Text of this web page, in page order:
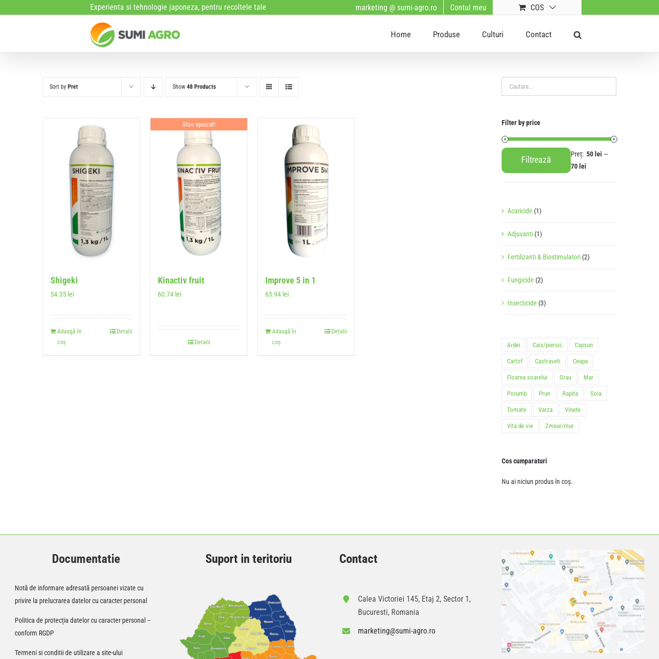
Experienta si tehnologie japoneza, pentru recoltele tale marketing @ sumi-agro.ro Contul meu COS
Home Produse Culturi Contact
Sort by Pret Show 48 Products
Shigeki
54.35 lei
Adaugă în
coș
Detalii
Stoc epuizat!
Kinactiv fruit
60.74 lei
Detalii
Improve 5 in 1
63.94 lei
Adaugă în
coș
Detalii
Filter by price
Filtrează
Preț: 50 lei —
70 lei
Acaricide (1)
Adjuvanti (1)
Fertilizanti & Biostimulatori (2)
Fungicide (2)
Insecticide (3)
Ardei Cais/piersic Capsun
Cartof Castraveti Ceapa
Floarea soarelui Grau Mar
Porumb Prun Rapita Soia
Tomate Varza Vinete
Vita de vie Zmeur/mur
Cos cumparaturi
Nu ai niciun produs în coș.
Documentatie
Notă de informare adresată persoanei vizate cu
privire la prelucrarea datelor cu caracter personal
Politica de protecția datelor cu caracter personal –
conform RGDP
Termeni si conditii de utilizare a site-ului
Suport in teritoriu Contact
Calea Victoriei 145, Etaj 2, Sector 1,
Bucuresti, Romania
marketing@sumi-agro.ro